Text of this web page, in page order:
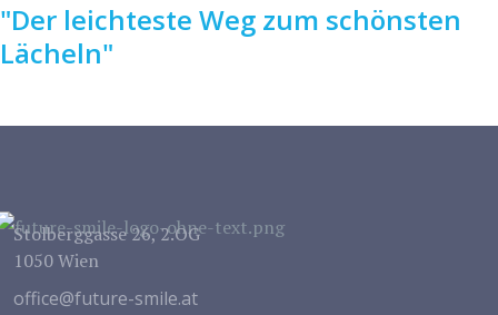
"Der leichteste Weg zum schönsten
Lächeln"
Stolberggasse 26, 2.OG
1050 Wien
office@future-smile.at